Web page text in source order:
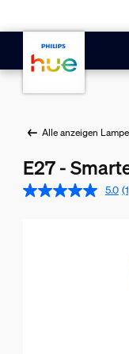
Alle anzeigen
E27 -
5.0